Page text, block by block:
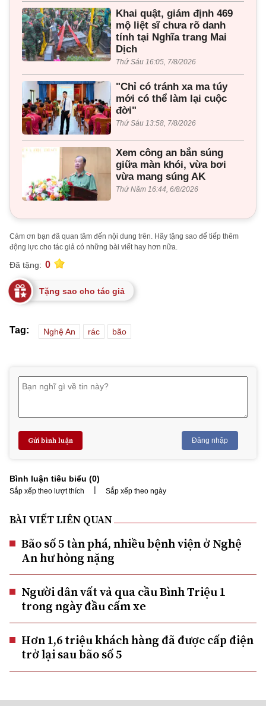
Khai quật, giám định 469
mộ liệt sĩ chưa rõ danh
tính tại Nghĩa trang Mai
Dịch
Thứ Sáu 16:05, 7/8/2026
"Chỉ có tránh xa ma túy
mới có thể làm lại cuộc
đời"
Thứ Sáu 13:58, 7/8/2026
Xem công an bắn súng
giữa màn khói, vừa bơi
vừa mang súng AK
Thứ Năm 16:44, 6/8/2026
Cảm ơn bạn đã quan tâm đến nội dung trên. Hãy tặng sao để tiếp thêm
động lực cho tác giả có những bài viết hay hơn nữa.
Đã tặng: 0
Tặng sao cho tác giả
Tag: Nghệ An rác bão
Gửi bình luận Đăng nhập
Bình luận tiêu biểu (0)
Sắp xếp theo lượt thích | Sắp xếp theo ngày
BÀI VIẾT LIÊN QUAN
Bão số 5 tàn phá, nhiều bệnh viện ở Nghệ
An hư hỏng nặng
Người dân vất vả qua cầu Bình Triệu 1
trong ngày đầu cấm xe
Hơn 1,6 triệu khách hàng đã được cấp điện
trở lại sau bão số 5